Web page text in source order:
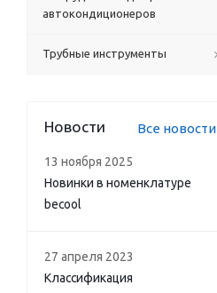
автокондиционеров
Трубные инструменты
Новости Все новости
13 ноября 2025
Новинки в номенклатуре
becool
27 апреля 2023
Классификация